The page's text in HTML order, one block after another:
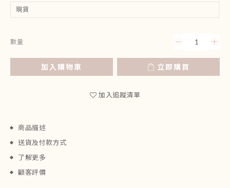
數量
加入購物車 立即購買
加入追蹤清單
商品描述
送貨及付款方式
了解更多
顧客評價